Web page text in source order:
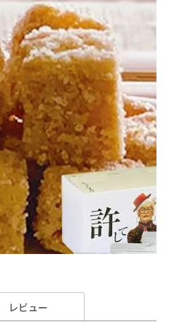
レビュー